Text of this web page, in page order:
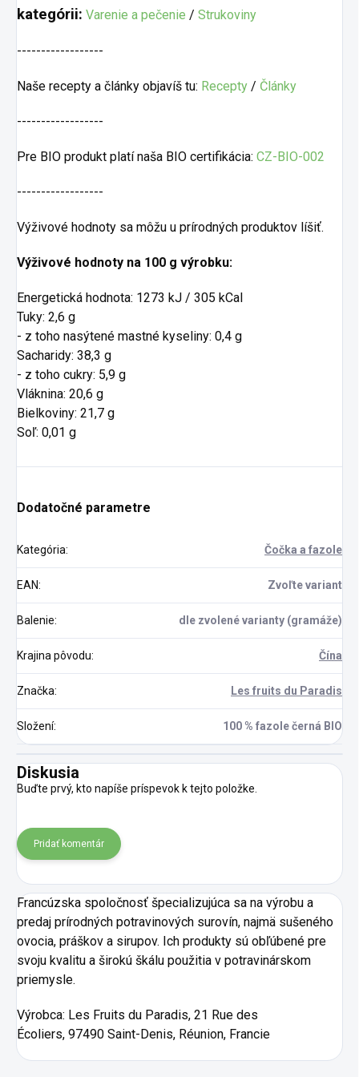
kategórii: Varenie a pečenie / Strukoviny
------------------
Naše recepty a články objavíš tu: Recepty / Články
------------------
Pre BIO produkt platí naša BIO certifikácia: CZ-BIO-002
------------------
Výživové hodnoty sa môžu u prírodných produktov líšiť.
Výživové hodnoty na 100 g výrobku:
Energetická hodnota: 1273 kJ / 305 kCal
Tuky: 2,6 g
- z toho nasýtené mastné kyseliny: 0,4 g
Sacharidy: 38,3 g
- z toho cukry: 5,9 g
Vláknina: 20,6 g
Bielkoviny: 21,7 g
Soľ: 0,01 g
Dodatočné parametre
Kategória: Čočka a fazole
EAN: Zvoľte variant
Balenie: dle zvolené varianty (gramáže)
Krajina pôvodu: Čína
Značka: Les fruits du Paradis
Složení: 100 % fazole černá BIO
Diskusia
Buďte prvý, kto napíše príspevok k tejto položke.
Pridať komentár
Francúzska spoločnosť špecializujúca sa na výrobu a
predaj prírodných potravinových surovín, najmä sušeného
ovocia, práškov a sirupov. Ich produkty sú obľúbené pre
svoju kvalitu a širokú škálu použitia v potravinárskom
priemysle.
Výrobca: Les Fruits du Paradis, 21 Rue des
Écoliers, 97490 Saint-Denis, Réunion, Francie